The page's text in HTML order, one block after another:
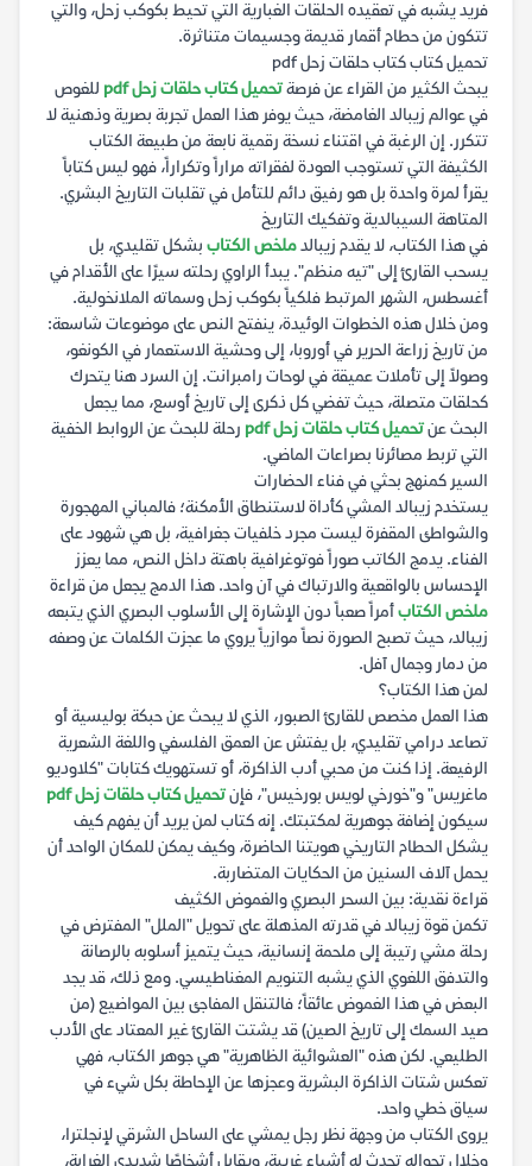
فريد يشبه في تعقيده الحلقات الغبارية التي تحيط بكوكب زحل، والتي
تتكون من حطام أقمار قديمة وجسيمات متناثرة.
تحميل كتاب كتاب حلقات زحل pdf
يبحث الكثير من القراء عن فرصةتحميل كتاب حلقات زحل pdf
للغوص
في عوالم زيبالد الغامضة، حيث يوفر هذا العمل تجربة بصرية وذهنية لا
تتكرر. إن الرغبة في اقتناء نسخة رقمية نابعة من طبيعة الكتاب
الكثيفة التي تستوجب العودة لفقراته مراراً وتكراراً، فهو ليس كتاباً
يقرأ لمرة واحدة بل هو رفيق دائم للتأمل في تقلبات التاريخ البشري.
المتاهة السيبالدية وتفكيك التاريخ
في هذا الكتاب، لا يقدم زيبالدملخص الكتاب بشكل تقليدي، بل
يسحب القارئ إلى "تيه منظم". يبدأ الراوي رحلته سيرًا على الأقدام في
أغسطس، الشهر المرتبط فلكياً بكوكب زحل وسماته الملانخولية.
ومن خلال هذه الخطوات الوئيدة، ينفتح النص على موضوعات شاسعة:
من تاريخ زراعة الحرير في أوروبا، إلى وحشية الاستعمار في الكونغو،
وصولاً إلى تأملات عميقة في لوحات رامبرانت. إن السرد هنا يتحرك
كحلقات متصلة، حيث تفضي كل ذكرى إلى تاريخ أوسع، مما يجعل
البحث عنتحميل كتاب حلقات زحل pdf
رحلة للبحث عن الروابط الخفية
التي تربط مصائرنا بصراعات الماضي.
السير كمنهج بحثي في فناء الحضارات
يستخدم زيبالد المشي كأداة لاستنطاق الأمكنة؛ فالمباني المهجورة
والشواطئ المقفرة ليست مجرد خلفيات جغرافية، بل هي شهود على
الفناء. يدمج الكاتب صوراً فوتوغرافية باهتة داخل النص، مما يعزز
الإحساس بالواقعية والارتباك في آن واحد. هذا الدمج يجعل من قراءة
ملخص الكتابأمراً صعباً دون الإشارة إلى الأسلوب البصري الذي يتبعه
زيبالد، حيث تصبح الصورة نصاً موازياً يروي ما عجزت الكلمات عن وصفه
من دمار وجمال آفل.
لمن هذا الكتاب؟
هذا العمل مخصص للقارئ الصبور، الذي لا يبحث عن حبكة بوليسية أو
تصاعد درامي تقليدي، بل يفتش عن العمق الفلسفي واللغة الشعرية
الرفيعة. إذا كنت من محبي أدب الذاكرة، أو تستهويك كتابات "كلاوديو
ماغريس" و"خورخي لويس بورخيس"، فإنتحميل كتاب حلقات زحل pdf
سيكون إضافة جوهرية لمكتبتك. إنه كتاب لمن يريد أن يفهم كيف
يشكل الحطام التاريخي هويتنا الحاضرة، وكيف يمكن للمكان الواحد أن
يحمل آلاف السنين من الحكايات المتضاربة.
قراءة نقدية: بين السحر البصري والغموض الكثيف
تكمن قوة زيبالد في قدرته المذهلة على تحويل "الملل" المفترض في
رحلة مشي رتيبة إلى ملحمة إنسانية، حيث يتميز أسلوبه بالرصانة
والتدفق اللغوي الذي يشبه التنويم المغناطيسي. ومع ذلك، قد يجد
البعض في هذا الغموض عائقاً؛ فالتنقل المفاجئ بين المواضيع (من
صيد السمك إلى تاريخ الصين) قد يشتت القارئ غير المعتاد على الأدب
الطليعي. لكن هذه "العشوائية الظاهرية" هي جوهر الكتاب، فهي
تعكس شتات الذاكرة البشرية وعجزها عن الإحاطة بكل شيء في
سياق خطي واحد.
يروى الكتاب من وجهة نظر رجل يمشي على الساحل الشرقي لإنجلترا،
وخلال تجواله تحدث له أشياء غريبة، ويقابل أشخاصًا شديدي الغرابة،